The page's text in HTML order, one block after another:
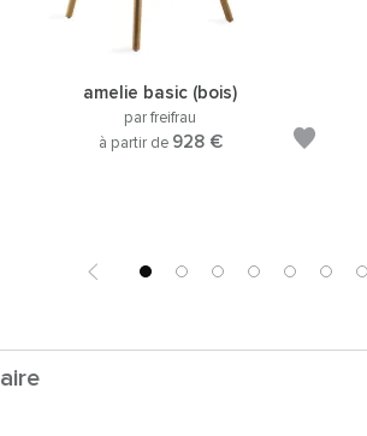
amelie basic (bois)
par freifrau
à partir de 928 €